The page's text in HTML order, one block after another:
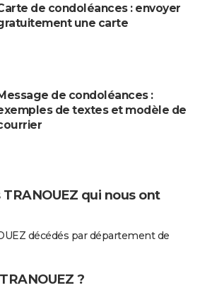
de condoléances : envoyer
une carte
de condoléances :
de textes et modèle de
qui nous ont
décédés par département de
?